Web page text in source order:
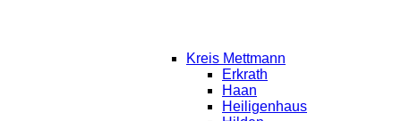
Kreis Mettmann
Erkrath
Haan
Heiligenhaus